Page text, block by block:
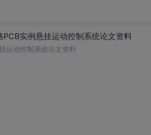
实例悬挂运动控制系统论文资料
运动控制系统论文资料